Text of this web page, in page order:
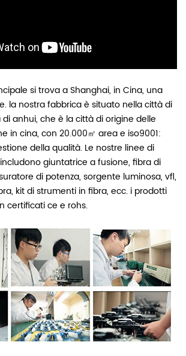
si trova a Shanghai, in Cina, una
la nostra fabbrica è situato nella città di
anhui, che è la città di origine delle
in cina, con 20.000㎡ area e iso9001:
della qualità. Le nostre linee di
giuntatrice a fusione, fibra di
di potenza, sorgente luminosa, vfl,
kit di strumenti in fibra, ecc. i prodotti
certificati ce e rohs.